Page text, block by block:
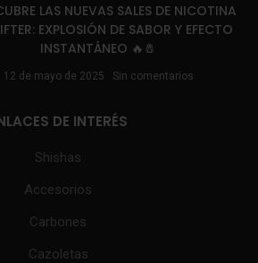
LAS NUEVAS SALES DE NICOTINA
EXPLOSIÓN DE SABOR Y EFECTO
INSTANTÁNEO 🔥🧂
12 de mayo de 2025 Sin comentarios
DE INTERÉS
Shishas
Accesorios
Carbones
Cazoletas